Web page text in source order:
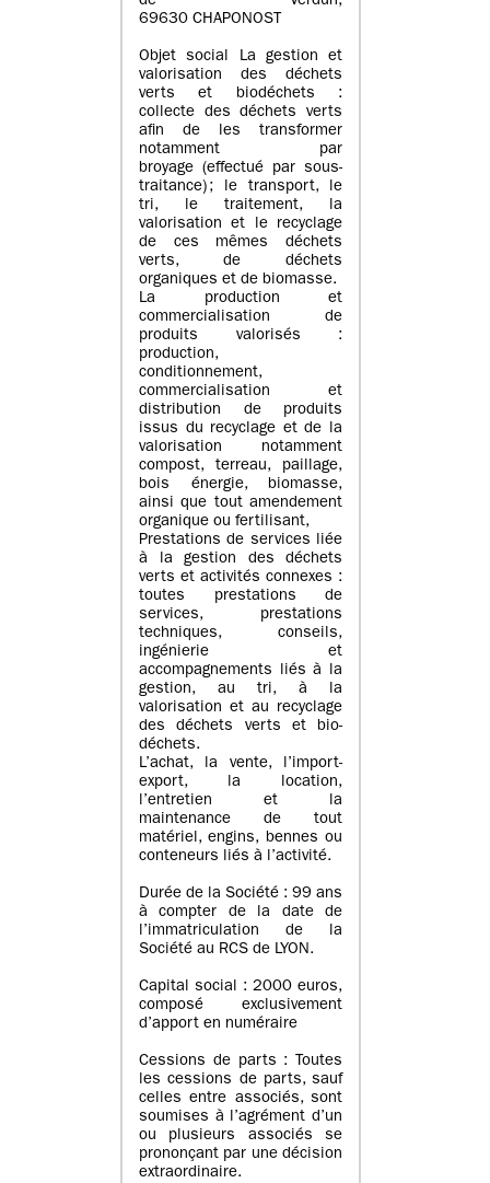
69630 CHAPONOST
Objet social La gestion et
valorisation des déchets
verts et biodéchets :
collecte des déchets verts
afin de les transformer
notamment par
broyage (effectué par sous-
traitance) ; le transport, le
tri, le traitement, la
valorisation et le recyclage
de ces mêmes déchets
verts, de déchets
organiques et de biomasse.
La production et
commercialisation de
produits valorisés :
production,
conditionnement,
commercialisation et
distribution de produits
issus du recyclage et de la
valorisation notamment
compost, terreau, paillage,
bois énergie, biomasse,
ainsi que tout amendement
organique ou fertilisant,
Prestations de services liée
à la gestion des déchets
verts et activités connexes :
toutes prestations de
services, prestations
techniques, conseils,
ingénierie et
accompagnements liés à la
gestion, au tri, à la
valorisation et au recyclage
des déchets verts et bio-
déchets.
L’achat, la vente, l’import-
export, la location,
l’entretien et la
maintenance de tout
matériel, engins, bennes ou
conteneurs liés à l’activité.
Durée de la Société : 99 ans
à compter de la date de
l’immatriculation de la
Société au RCS de LYON.
Capital social : 2000 euros,
composé exclusivement
d’apport en numéraire
Cessions de parts : Toutes
les cessions de parts, sauf
celles entre associés, sont
soumises à l’agrément d’un
ou plusieurs associés se
prononçant par une décision
extraordinaire.